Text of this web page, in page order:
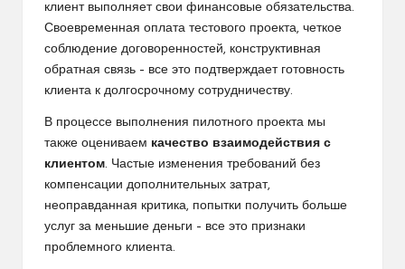
клиент выполняет свои финансовые обязательства.
Своевременная оплата тестового проекта, четкое
соблюдение договоренностей, конструктивная
обратная связь – все это подтверждает готовность
клиента к долгосрочному сотрудничеству.
В процессе выполнения пилотного проекта мы
также оцениваем качество взаимодействия с
клиентом. Частые изменения требований без
компенсации дополнительных затрат,
неоправданная критика, попытки получить больше
услуг за меньшие деньги – все это признаки
проблемного клиента.